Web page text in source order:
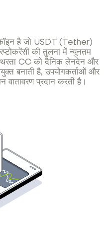
है जो USDT (Tether)
की तुलना में न्यूनतम
CC को दैनिक लेनदेन और
बनाती है, उपयोगकर्ताओं और
वातावरण प्रदान करती है।